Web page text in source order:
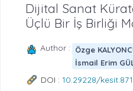
Dijital Sanat
Üçlü Bir İş Birliği
Author : Özge
İsmail Erim
DOI : 10.29228/